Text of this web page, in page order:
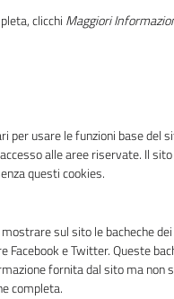
delle
Hub
di
&
clicchi Maggiori
per usare le funzioni base del
alle aree riservate. Il
questi cookies.
sul sito le bacheche
Facebook e Twitter. Queste
fornita dal sito ma non
completa.